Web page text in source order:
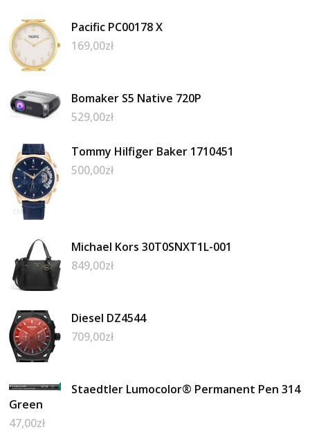
Pacific PC00178 X
169,00zł
Bomaker S5 Native 720P
529,00zł
Tommy Hilfiger Baker 1710451
500,00zł
Michael Kors 30T0SNXT1L-001
849,00zł
Diesel DZ4544
709,00zł
Staedtler Lumocolor® Permanent Pen 314
Green
47,00zł